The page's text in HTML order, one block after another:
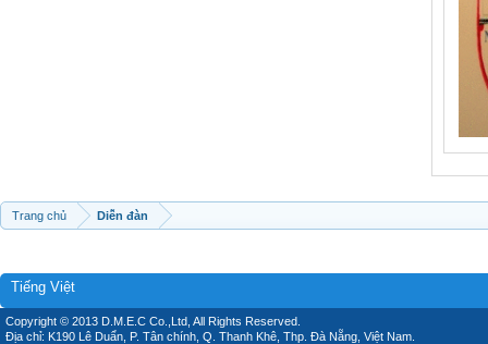
Trang chủ Diễn đàn
Tiếng Việt
Copyright © 2013 D.M.E.C Co.,Ltd, All Rights Reserved.
Địa chỉ: K190 Lê Duẩn, P. Tân chính, Q. Thanh Khê, Thp. Đà Nẵng, Việt Nam.